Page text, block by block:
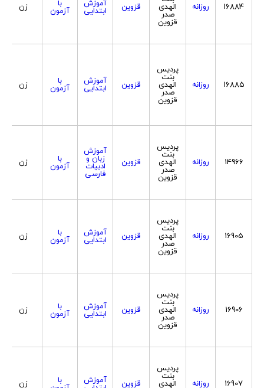
16884 روزانه الهدی
صدر
قزوین
قزوین آموزش
ابتدایی
با
آزمون زن
16885 روزانه
پردیس
بنت
الهدی
صدر
قزوین
قزوین آموزش
ابتدایی
با
آزمون زن
14966 روزانه
پردیس
بنت
الهدی
صدر
قزوین
قزوین
آموزش
زبان و
ادبیات
فارسی
با
آزمون زن
16905 روزانه
پردیس
بنت
الهدی
صدر
قزوین
قزوین آموزش
ابتدایی
با
آزمون زن
16906 روزانه
پردیس
بنت
الهدی
صدر
قزوین
قزوین آموزش
ابتدایی
با
آزمون زن
16907 روزانه
پردیس
بنت
الهدی قزوین آموزش با زن